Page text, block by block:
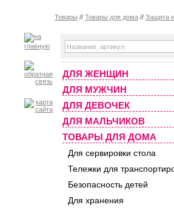
Товары // Товары для дома // Защита
ДЛЯ ЖЕНЩИН
ДЛЯ МУЖЧИН
ДЛЯ ДЕВОЧЕК
ДЛЯ МАЛЬЧИКОВ
ТОВАРЫ ДЛЯ ДОМА
Для сервировки стола
Тележки для
Безопасность детей
Для хранения